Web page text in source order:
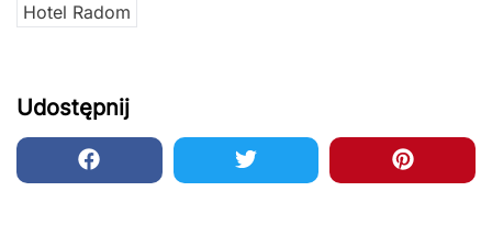
Hotel Radom
Udostępnij